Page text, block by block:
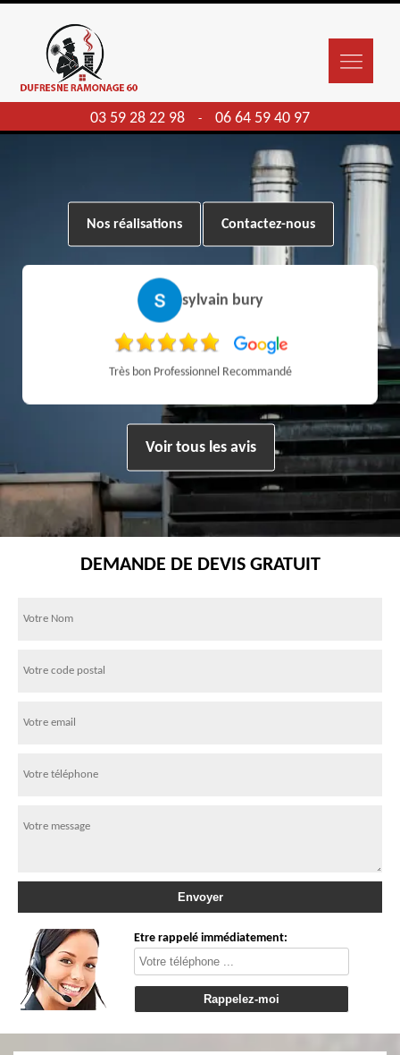
03 59 28 22 98 - 06 64 59 40 97
Nos réalisations Contactez-nous
sylvain bury
Très bon Professionnel Recommandé
Voir tous les avis
DEMANDE DE DEVIS GRATUIT
Etre rappelé immédiatement: